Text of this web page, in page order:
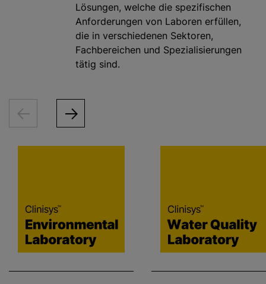
Lösungen, welche die spezifischen
Anforderungen von Laboren erfüllen,
die in verschiedenen Sektoren,
Fachbereichen und Spezialisierungen
tätig sind.